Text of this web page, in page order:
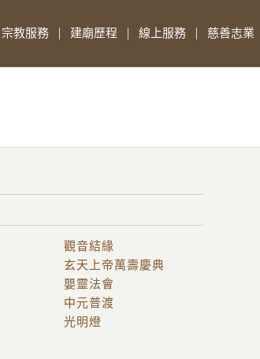
宗教服務 建廟歷程 線上服務 慈善志業
觀音結緣
玄天上帝萬壽慶典
嬰靈法會
中元普渡
光明燈